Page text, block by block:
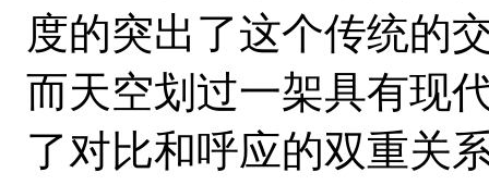
度的突出了这个传统的
而天空划过一架具有现
了对比和呼应的双重关